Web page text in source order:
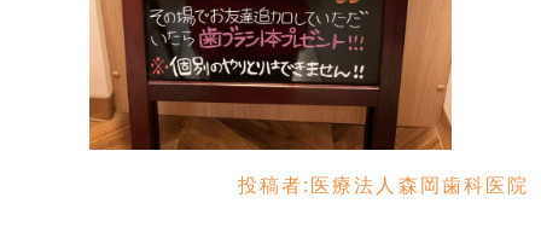
投稿者: 医療法人森岡歯科医院